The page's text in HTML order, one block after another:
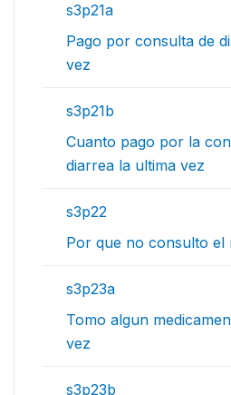
s3p21a
Pago por consulta de
vez
s3p21b
Cuanto pago por la
diarrea la ultima vez
s3p22
Por que no consulto el
s3p23a
Tomo algun
vez
s3p23b